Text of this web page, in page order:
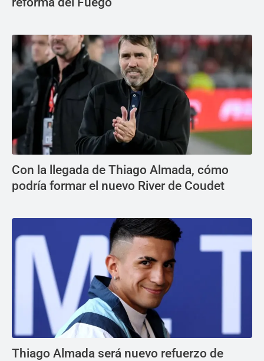
Con la llegada de Thiago Almada, cómo
podría formar el nuevo River de Coudet
Thiago Almada será nuevo refuerzo de